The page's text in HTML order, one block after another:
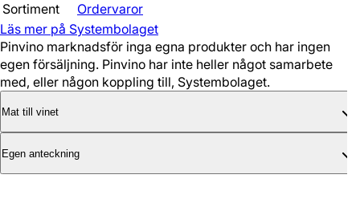
Sortiment
Ordervaror
Läs mer på Systembolaget
Pinvino marknadsför inga egna produkter och har ingen
egen försäljning. Pinvino har inte heller något samarbete
med, eller någon koppling till, Systembolaget.
Mat till vinet
Egen anteckning